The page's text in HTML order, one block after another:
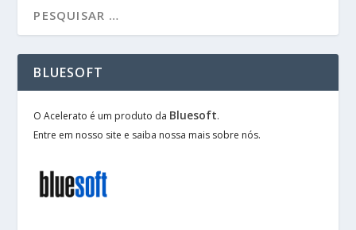
BLUESOFT
O Acelerato é um produto da Bluesoft.
Entre em nosso site e saiba nossa mais sobre nós.